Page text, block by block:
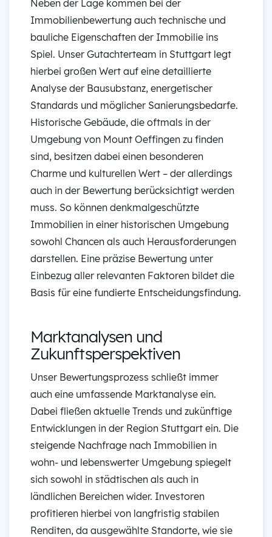
Neben der Lage kommen bei der
Immobilienbewertung auch technische und
bauliche Eigenschaften der Immobilie ins
Spiel. Unser Gutachterteam in Stuttgart legt
hierbei großen Wert auf eine detaillierte
Analyse der Bausubstanz, energetischer
Standards und möglicher Sanierungsbedarfe.
Historische Gebäude, die oftmals in der
Umgebung von Mount Oeffingen zu finden
sind, besitzen dabei einen besonderen
Charme und kulturellen Wert – der allerdings
auch in der Bewertung berücksichtigt werden
muss. So können denkmalgeschützte
Immobilien in einer historischen Umgebung
sowohl Chancen als auch Herausforderungen
darstellen. Eine präzise Bewertung unter
Einbezug aller relevanten Faktoren bildet die
Basis für eine fundierte Entscheidungsfindung.
Marktanalysen und
Zukunftsperspektiven
Unser Bewertungsprozess schließt immer
auch eine umfassende Marktanalyse ein.
Dabei fließen aktuelle Trends und zukünftige
Entwicklungen in der Region Stuttgart ein. Die
steigende Nachfrage nach Immobilien in
wohn- und lebenswerter Umgebung spiegelt
sich sowohl in städtischen als auch in
ländlichen Bereichen wider. Investoren
profitieren hierbei von langfristig stabilen
Renditen, da ausgewählte Standorte, wie sie